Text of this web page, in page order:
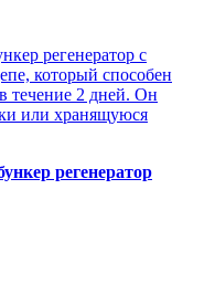
регенератор с
который способен
течение 2 дней. Он
или хранящуюся
регенератор